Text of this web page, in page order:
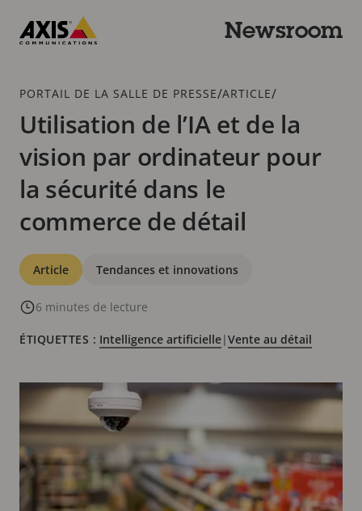
contenu
Newsroom
Fil
d'Ariane
PORTAIL DE LA SALLE DE PRESSE/ARTICLE/
Utilisation de l’IA et de la
vision par ordinateur pour
la sécurité dans le
commerce de détail
Catégories
Article Tendances et innovations
6 minutes de lecture
ÉTIQUETTES : Intelligence artificielle|Vente au détail